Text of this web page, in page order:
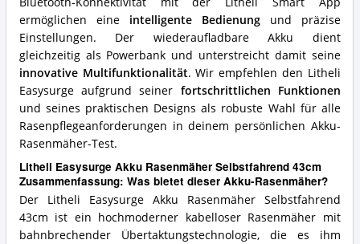
ermöglichen eine intelligente Bedienungund präzise
Einstellungen. Der wiederaufladbare Akku dient
gleichzeitig als Powerbank und unterstreicht damit seine
innovative Multifunktionalität. Wir empfehlen den Litheli
Easysurge aufgrund seiner fortschrittlichen Funktionen
und seines praktischen Designs als robuste Wahl für alle
Rasenpflegeanforderungen in deinem persönlichen Akku-
Rasenmäher-Test.
Litheli Easysurge Akku Rasenmäher Selbstfahrend 43cm
Zusammenfassung: Was bietet dieser Akku-Rasenmäher?
Der Litheli Easysurge Akku Rasenmäher Selbstfahrend
43cm ist ein hochmoderner kabelloser Rasenmäher mit
bahnbrechender Übertaktungstechnologie, die es ihm